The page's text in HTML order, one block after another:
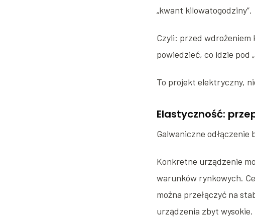
„kwant kilowatogodziny”.
Czyli: przed
powiedzieć, co idzie pod
To projekt elektryczny,
Elastyczność:
Galwaniczne
Konkretne urządzenie
warunków rynkowych.
można przełączyć na
urządzenia zbyt